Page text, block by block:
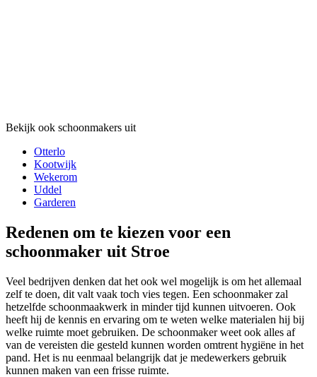
Bekijk ook schoonmakers uit
Otterlo
Kootwijk
Wekerom
Uddel
Garderen
Redenen om te kiezen voor een
schoonmaker uit Stroe
Veel bedrijven denken dat het ook wel mogelijk is om het allemaal
zelf te doen, dit valt vaak toch vies tegen. Een schoonmaker zal
hetzelfde schoonmaakwerk in minder tijd kunnen uitvoeren. Ook
heeft hij de kennis en ervaring om te weten welke materialen hij bij
welke ruimte moet gebruiken. De schoonmaker weet ook alles af
van de vereisten die gesteld kunnen worden omtrent hygiëne in het
pand. Het is nu eenmaal belangrijk dat je medewerkers gebruik
kunnen maken van een frisse ruimte.